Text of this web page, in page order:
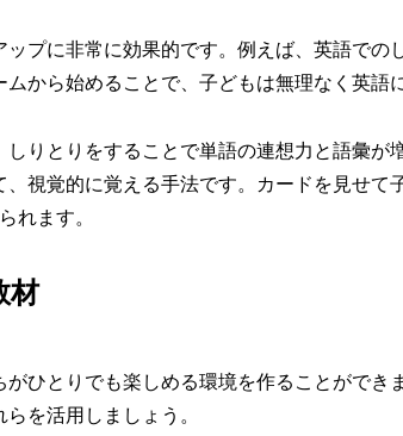
プに非常に効果的です。例えば、英語での
から始めることで、子どもは無理なく英語
りとりをすることで単語の連想力と語彙が
、視覚的に覚える手法です。カードを見せて
れます。
材
ひとりでも楽しめる環境を作ることができ
を活用しましょう。